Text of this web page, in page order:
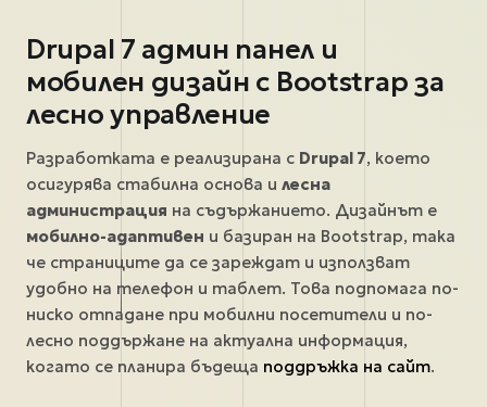
Drupal 7 админ панел и
мобилен дизайн с Bootstrap за
лесно управление
Разработката е реализирана с Drupal 7, което
осигурява стабилна основа и лесна
администрация на съдържанието. Дизайнът е
мобилно-адаптивен и базиран на Bootstrap, така
че страниците да се зареждат и използват
удобно на телефон и таблет. Това подпомага по-
ниско отпадане при мобилни посетители и по-
лесно поддържане на актуална информация,
когато се планира бъдеща поддръжка на сайт.